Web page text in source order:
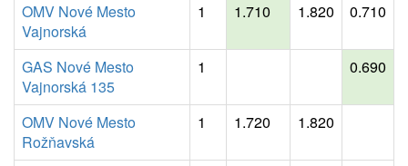
OMV Nové Mesto
Vajnorská
1 1.710 1.820 0.710
GAS Nové Mesto
Vajnorská 135
1 0.690
OMV Nové Mesto
Rožňavská
1 1.720 1.820